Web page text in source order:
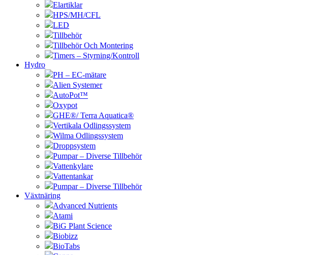
Elartiklar
HPS/MH/CFL
LED
Tillbehör
Tillbehör Och Montering
Timers – Styrning/Kontroll
Hydro
PH – EC-mätare
Alien Systemer
AutoPot™
Oxypot
GHE®/ Terra Aquatica®
Vertikala Odlingssystem
Wilma Odlingssystem
Droppsystem
Pumpar – Diverse Tillbehör
Vattenkylare
Vattentankar
Pumpar – Diverse Tillbehör
Växtnäring
Advanced Nutrients
Atami
BiG Plant Science
Biobizz
BioTabs